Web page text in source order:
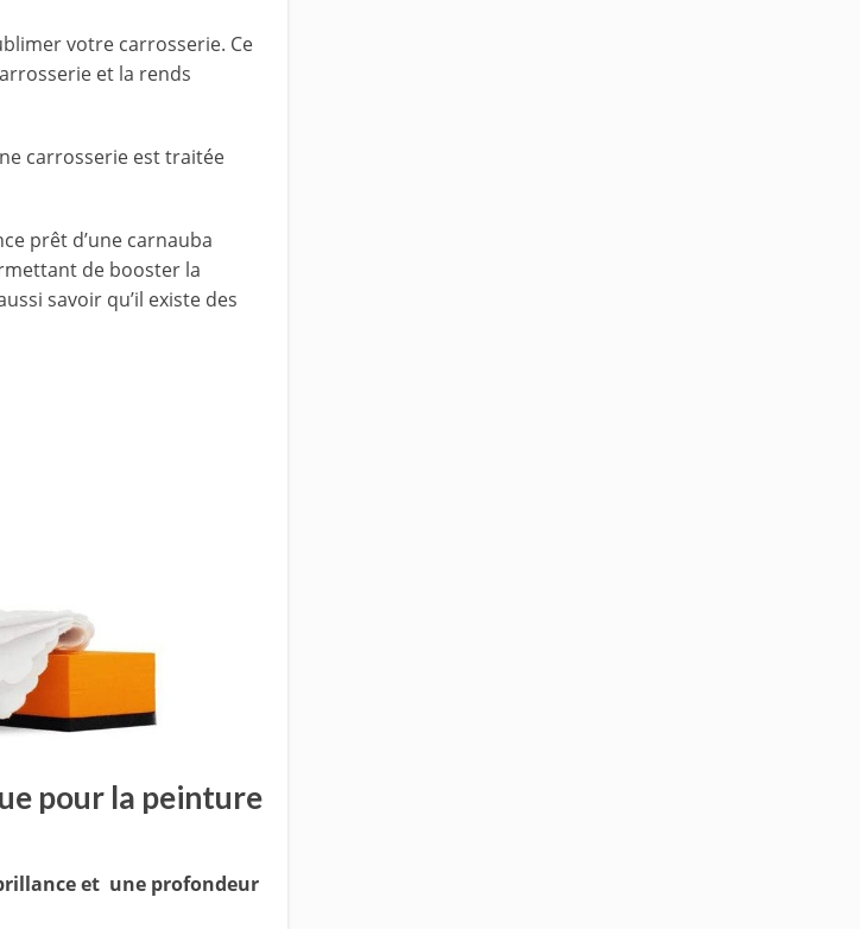
votre carrosserie. Ce
et la rends
carrosserie est traitée
prêt d’une carnauba
de booster la
savoir qu’il existe des
pour la peinture
et une profondeur